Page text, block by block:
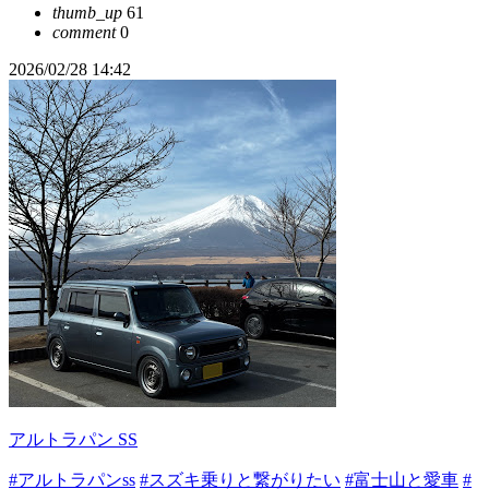
thumb_up 61
comment0
2026/02/28 14:42
アルトラパン SS
#アルトラパンss #スズキ乗りと繋がりたい #富士山と愛車 #